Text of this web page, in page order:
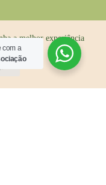
a melhor experiência
com a